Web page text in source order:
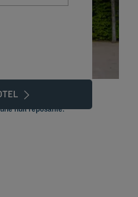
nuit reposante.